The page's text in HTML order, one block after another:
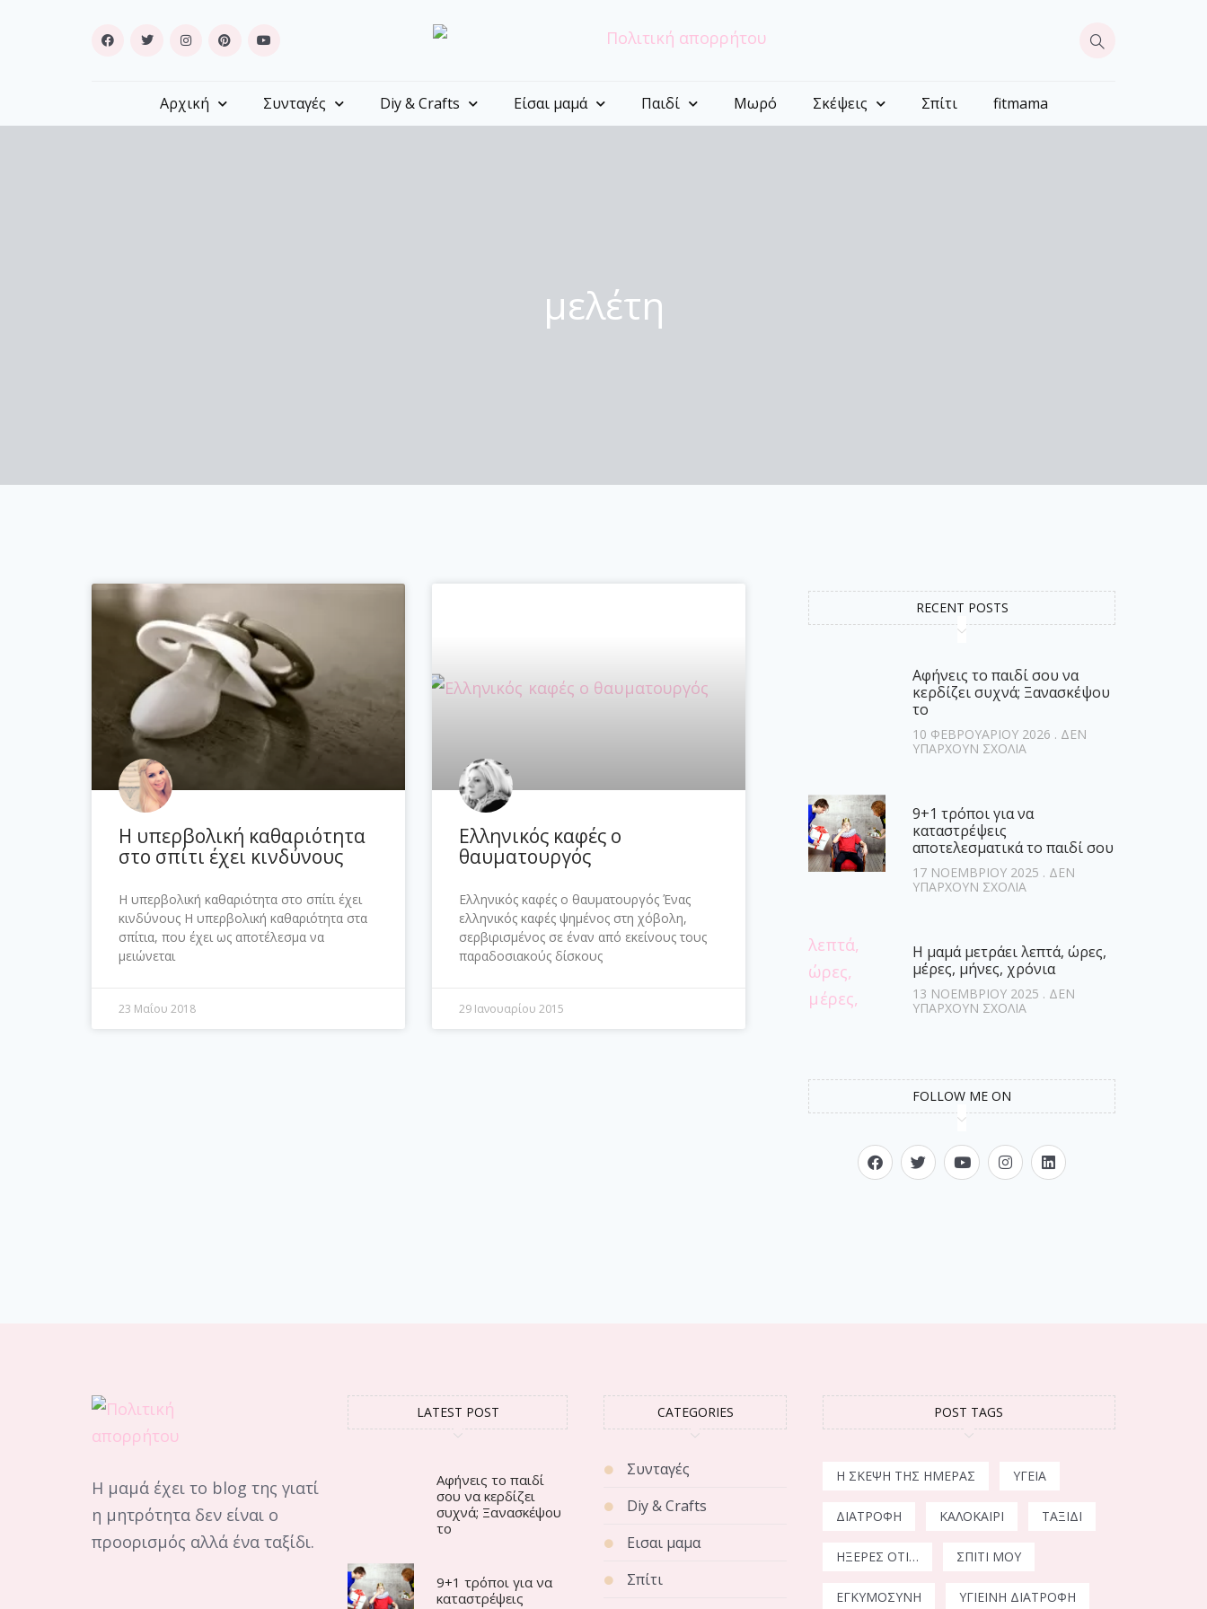
Αρχική Συνταγές Diy & Crafts Είσαι μαμά Παιδί Μωρό Σκέψεις Σπίτι fitmama
μελέτη
Η υπερβολική καθαριότητα
στο σπίτι έχει κινδύνους
Η υπερβολική καθαριότητα στο σπίτι έχει
κινδύνους Η υπερβολική καθαριότητα στα
σπίτια, που έχει ως αποτέλεσμα να
μειώνεται
23 Μαΐου 2018
Ελληνικός καφές ο
θαυματουργός
Ελληνικός καφές ο θαυματουργός Ένας
ελληνικός καφές ψημένος στη χόβολη,
σερβιρισμένος σε έναν από εκείνους τους
παραδοσιακούς δίσκους
29 Ιανουαρίου 2015
RECENT POSTS
Αφήνεις το παιδί σου να
κερδίζει συχνά; Ξανασκέψου
το
10 ΦΕΒΡΟΥΑΡΊΟΥ 2026
ΔΕΝ
ΥΠΆΡΧΟΥΝ ΣΧΌΛΙΑ
9+1 τρόποι για να
καταστρέψεις
αποτελεσματικά το παιδί σου
17 ΝΟΕΜΒΡΊΟΥ 2025
ΔΕΝ
ΥΠΆΡΧΟΥΝ ΣΧΌΛΙΑ
Η μαμά μετράει λεπτά, ώρες,
μέρες, μήνες, χρόνια
13 ΝΟΕΜΒΡΊΟΥ 2025
ΔΕΝ
ΥΠΆΡΧΟΥΝ ΣΧΌΛΙΑ
FOLLOW ME ON
Η μαμά έχει το blog της γιατί
η μητρότητα δεν είναι ο
προορισμός αλλά ένα ταξίδι.
LATEST POST
Αφήνεις το παιδί
σου να κερδίζει
συχνά; Ξανασκέψου
το
9+1 τρόποι για να
καταστρέψεις
CATEGORIES
Συνταγές
Diy & Crafts
Εισαι μαμα
Σπίτι
POST TAGS
Η ΣΚΈΨΗ ΤΗΣ ΗΜΈΡΑΣ ΥΓΕΊΑ
ΔΙΑΤΡΟΦΉ ΚΑΛΟΚΑΊΡΙ ΤΑΞΊΔΙ
ΉΞΕΡΕΣ ΌΤΙ… ΣΠΊΤΙ ΜΟΥ
ΕΓΚΥΜΟΣΎΝΗ ΥΓΙΕΙΝΉ ΔΙΑΤΡΟΦΉ